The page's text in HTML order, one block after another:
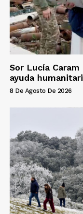
Sor Lucía
ayuda
8 De Agosto De 2026